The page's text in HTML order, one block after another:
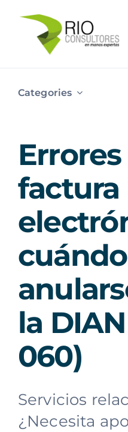
content
Categories
factura
la
060)
Servicios
¿Necesita